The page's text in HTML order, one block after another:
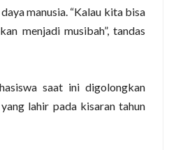
manusia. “Kalau kita bisa
menjadi musibah”, tandas
saat ini digolongkan
lahir pada kisaran tahun